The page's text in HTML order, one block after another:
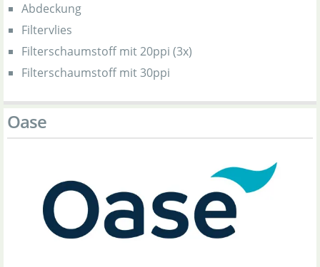
Abdeckung
Filtervlies
Filterschaumstoff mit 20ppi (3x)
Filterschaumstoff mit 30ppi
Oase